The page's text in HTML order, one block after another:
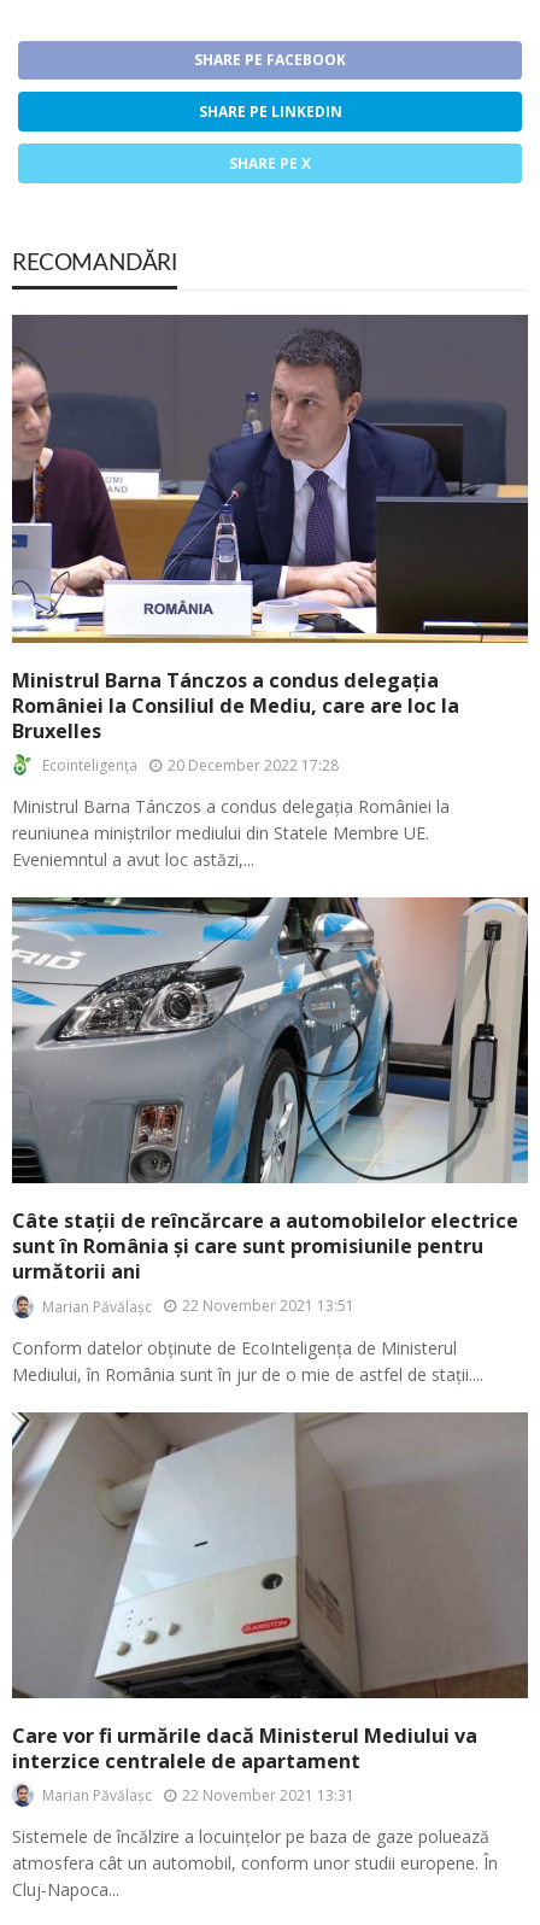
SHARE PE FACEBOOK
SHARE PE LINKEDIN
SHARE PE X
RECOMANDĂRI
Ministrul Barna Tánczos a condus delegația
României la Consiliul de Mediu, care are loc la
Bruxelles
Ecointeligența 20 December 2022 17:28
Ministrul Barna Tánczos a condus delegația României la
reuniunea miniștrilor mediului din Statele Membre UE.
Eveniemntul a avut loc astăzi,...
Câte stații de reîncărcare a automobilelor electrice
sunt în România și care sunt promisiunile pentru
următorii ani
Marian Păvălașc 22 November 2021 13:51
Conform datelor obținute de EcoInteligența de Ministerul
Mediului, în România sunt în jur de o mie de astfel de stații....
Care vor fi urmările dacă Ministerul Mediului va
interzice centralele de apartament
Marian Păvălașc 22 November 2021 13:31
Sistemele de încălzire a locuințelor pe baza de gaze poluează
atmosfera cât un automobil, conform unor studii europene. În
Cluj-Napoca...